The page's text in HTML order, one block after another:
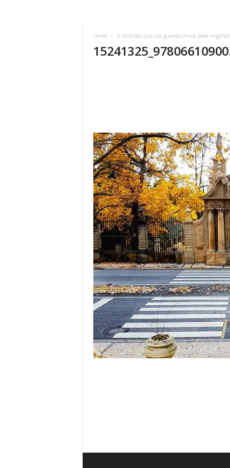
Home A confusão que um guarda-chuva pode